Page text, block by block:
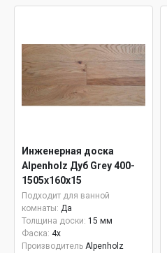
Инженерная доска
Alpenholz Дуб Grey 400-
1505х160х15
Подходит для ванной
комнаты: Да
Толщина доски: 15 мм
Фаска: 4x
Производитель Alpenholz